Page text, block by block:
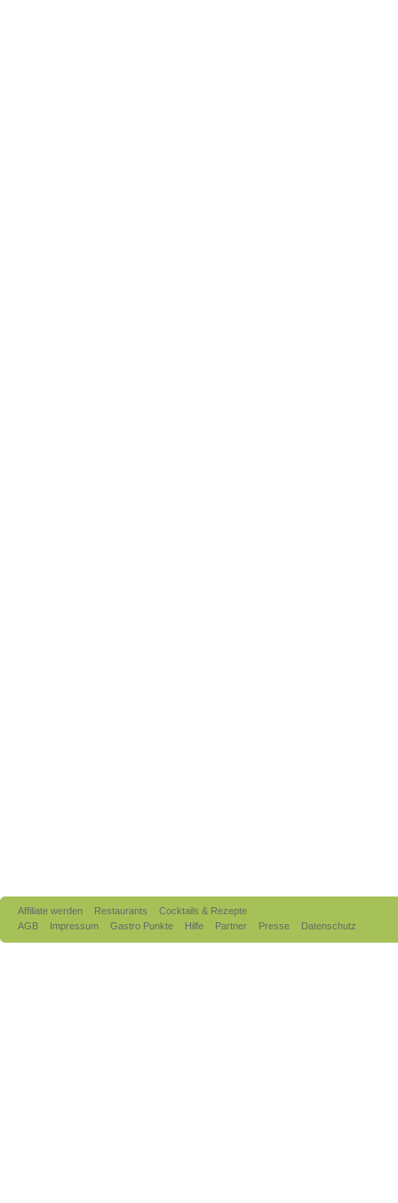
Affiliate werden Restaurants
Cocktails & Rezepte
AGB
Impressum Gastro Punkte Hilfe Partner Presse Datenschutz